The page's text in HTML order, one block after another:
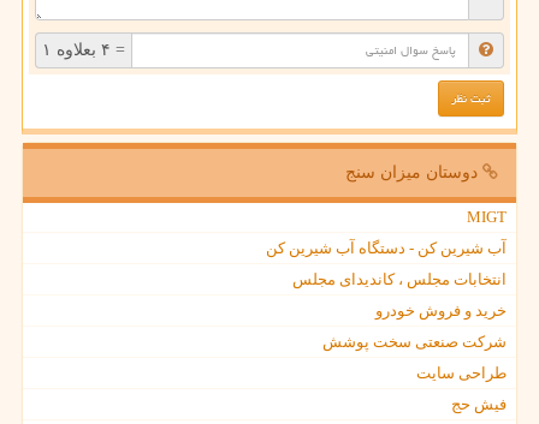
= ۴ بعلاوه ۱
دوستان میزان سنج
MIGT
آب شیرین کن - دستگاه آب شیرین کن
انتخابات مجلس ، کاندیدای مجلس
خرید و فروش خودرو
شرکت صنعتی سخت پوشش
طراحی سایت
فیش حج